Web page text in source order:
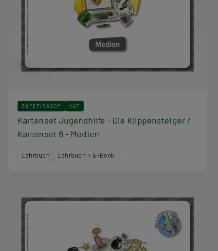
BAFEP/BASOP HUT
Kartenset Jugendhilfe - Die Klippensteiger /
Kartenset 6 - Medien
Lehrbuch Lehrbuch + E-Book